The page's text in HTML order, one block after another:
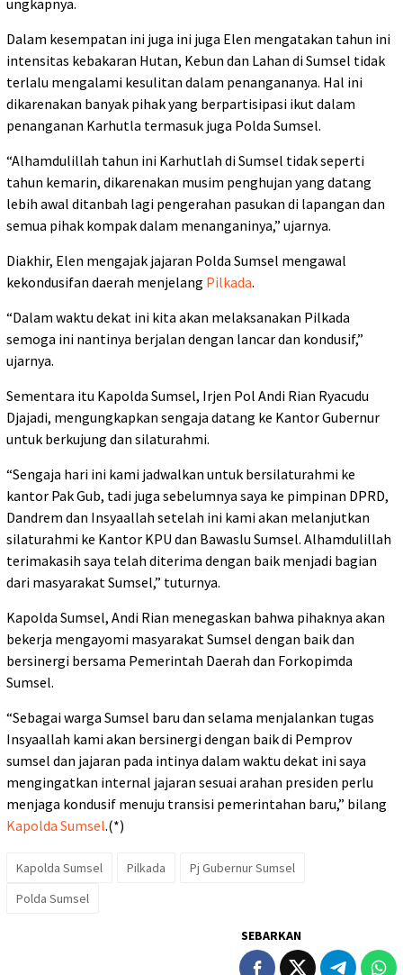
ungkapnya.
Dalam kesempatan ini juga ini juga Elen mengatakan tahun ini
intensitas kebakaran Hutan, Kebun dan Lahan di Sumsel tidak
terlalu mengalami kesulitan dalam penangananya. Hal ini
dikarenakan banyak pihak yang berpartisipasi ikut dalam
penanganan Karhutla termasuk juga Polda Sumsel.
“Alhamdulillah tahun ini Karhutlah di Sumsel tidak seperti
tahun kemarin, dikarenakan musim penghujan yang datang
lebih awal ditanbah lagi pengerahan pasukan di lapangan dan
semua pihak kompak dalam menanganinya,” ujarnya.
Diakhir, Elen mengajak jajaran Polda Sumsel mengawal
kekondusifan daerah menjelang Pilkada.
“Dalam waktu dekat ini kita akan melaksanakan Pilkada
semoga ini nantinya berjalan dengan lancar dan kondusif,”
ujarnya.
Sementara itu Kapolda Sumsel, Irjen Pol Andi Rian Ryacudu
Djajadi, mengungkapkan sengaja datang ke Kantor Gubernur
untuk berkujung dan silaturahmi.
“Sengaja hari ini kami jadwalkan untuk bersilaturahmi ke
kantor Pak Gub, tadi juga sebelumnya saya ke pimpinan DPRD,
Dandrem dan Insyaallah setelah ini kami akan melanjutkan
silaturahmi ke Kantor KPU dan Bawaslu Sumsel. Alhamdulillah
terimakasih saya telah diterima dengan baik menjadi bagian
dari masyarakat Sumsel,” tuturnya.
Kapolda Sumsel, Andi Rian menegaskan bahwa pihaknya akan
bekerja mengayomi masyarakat Sumsel dengan baik dan
bersinergi bersama Pemerintah Daerah dan Forkopimda
Sumsel.
“Sebagai warga Sumsel baru dan selama menjalankan tugas
Insyaallah kami akan bersinergi dengan baik di Pemprov
sumsel dan jajaran pada intinya dalam waktu dekat ini saya
mengingatkan internal jajaran sesuai arahan presiden perlu
menjaga kondusif menuju transisi pemerintahan baru,” bilang
Kapolda Sumsel.(*)
Kapolda Sumsel Pilkada
Pj Gubernur Sumsel
Polda Sumsel
SEBARKAN